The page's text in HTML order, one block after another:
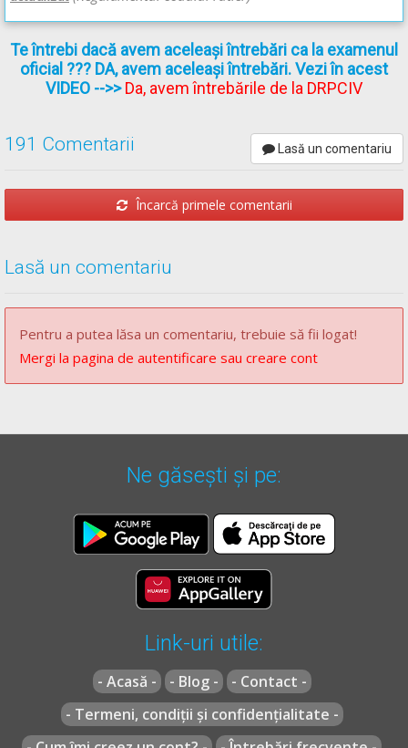
Te întrebi dacă avem aceleași întrebări ca la examenul
oficial ??? DA, avem aceleași întrebări. Vezi în acest
VIDEO -->>Da, avem întrebările de la DRPCIV
191 Comentarii Lasă un comentariu
Încarcă primele comentarii
Lasă un comentariu
Pentru a putea lăsa un comentariu, trebuie să fii logat!
Mergi la pagina de autentificare sau creare cont
Ne găsești și pe:
Link-uri utile:
- Acasă - - Blog -
- Contact -
- Termeni, condiții și confidențialitate -